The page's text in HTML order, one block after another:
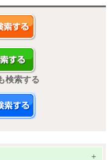
検索する
+